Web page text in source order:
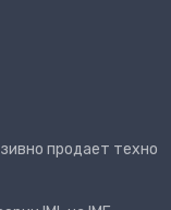
продает техно